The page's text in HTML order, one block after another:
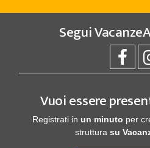
Segui
Vuoi essere
Registrati in un minuto per
struttura su